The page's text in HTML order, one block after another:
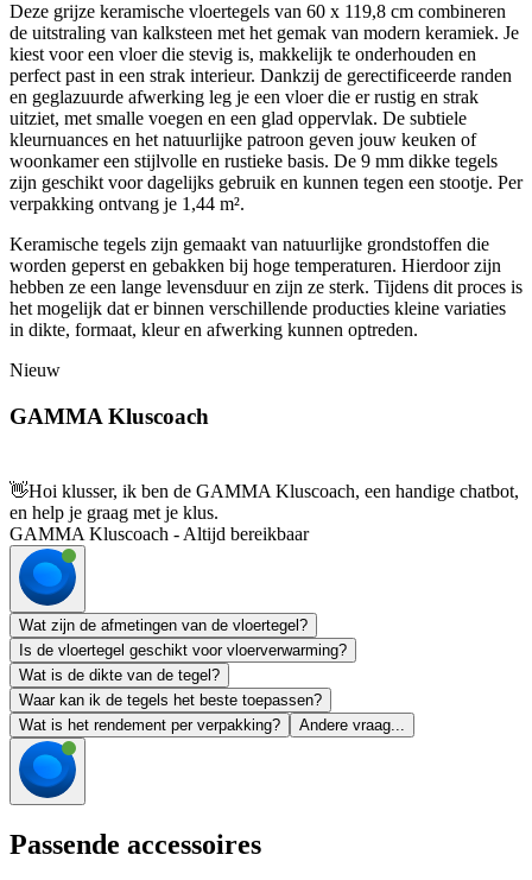
Deze grijze keramische vloertegels van 60 x 119,8 cm combineren
de uitstraling van kalksteen met het gemak van modern keramiek. Je
kiest voor een vloer die stevig is, makkelijk te onderhouden en
perfect past in een strak interieur. Dankzij de gerectificeerde randen
en geglazuurde afwerking leg je een vloer die er rustig en strak
uitziet, met smalle voegen en een glad oppervlak. De subtiele
kleurnuances en het natuurlijke patroon geven jouw keuken of
woonkamer een stijlvolle en rustieke basis. De 9 mm dikke tegels
zijn geschikt voor dagelijks gebruik en kunnen tegen een stootje. Per
verpakking ontvang je 1,44 m².
Keramische tegels zijn gemaakt van natuurlijke grondstoffen die
worden geperst en gebakken bij hoge temperaturen. Hierdoor zijn
hebben ze een lange levensduur en zijn ze sterk. Tijdens dit proces is
het mogelijk dat er binnen verschillende producties kleine variaties
in dikte, formaat, kleur en afwerking kunnen optreden.
Nieuw
GAMMA Kluscoach
👋Hoi klusser, ik ben de GAMMA Kluscoach, een handige chatbot,
en help je graag met je klus.
GAMMA Kluscoach - Altijd bereikbaar
Wat zijn de afmetingen van de vloertegel?
Is de vloertegel geschikt voor vloerverwarming?
Wat is de dikte van de tegel?
Waar kan ik de tegels het beste toepassen?
Wat is het rendement per verpakking?
Andere vraag...
Passende accessoires